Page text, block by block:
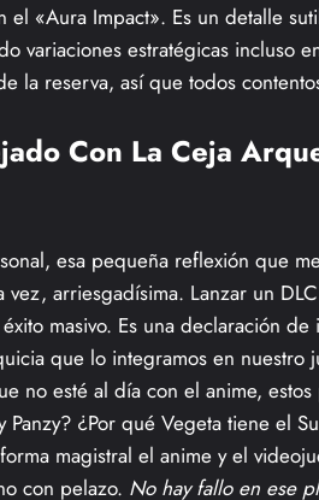
el «Aura Impact». Es un detalle
variaciones estratégicas incluso
la reserva, así que todos
Con La Ceja
esa pequeña reflexión que
arriesgadísima. Lanzar un
masivo. Es una declaración
que lo integramos en nuestro
no esté al día con el anime,
¿Por qué Vegeta tiene el
magistral el anime y el
con pelazo. No hay fallo en ese